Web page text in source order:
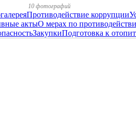
10 фотографий
Противодействие коррупции
актыО мерах по
ЗакупкиПодготовка к